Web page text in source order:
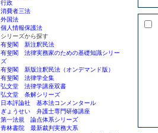
行政
消費者三法
外国法
個人情報保護法
シリーズから探す
有斐閣 新注釈民法
有斐閣 法律実務家のための基礎知識シリー
ズ
有斐閣 新版注釈民法（オンデマンド版）
有斐閣 法律学全集
弘文堂 法律学講座双書
弘文堂 条解シリーズ
日本評論社 基本法コンメンタール
ぎょうせい 弁護士専門研修講座
第一法規 論点体系シリーズ
青林書院 最新裁判実務大系